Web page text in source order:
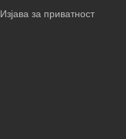
Изјава за приватност